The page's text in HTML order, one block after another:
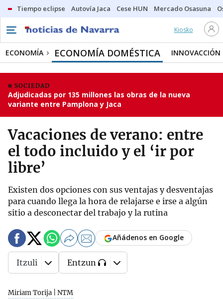
Tiempo eclipse Autovía Jaca Cese HUN Mercado Osasuna
Kiosko
ECONOMÍA ECONOMÍA DOMÉSTICA INNOVACCIÓN
SOCIEDAD
Adjudicadas por 135 millones las obras de la nueva
variante entre Pamplona y Jaca
Vacaciones de verano: entre
el todo incluido y el ‘ir por
libre’
Existen dos opciones con sus ventajas y desventajas
para cuando llega la hora de relajarse e irse a algún
sitio a desconectar del trabajo y la rutina
Miriam Torija | NTM
Añádenos en Google
Itzuli Entzun